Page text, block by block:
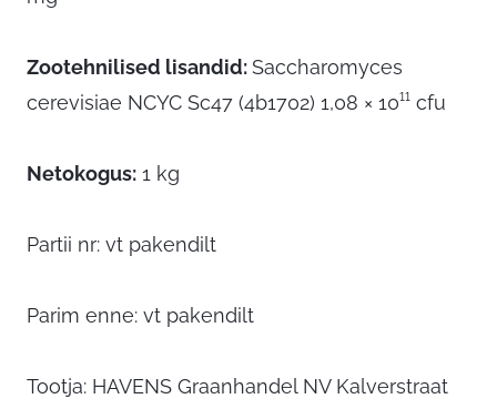
Zootehnilised lisandid:Saccharomyces
cerevisiae NCYC Sc47 (4b1702) 1,08 × 10¹¹ cfu
Netokogus: 1 kg
Partii nr: vt pakendilt
Parim enne: vt pakendilt
Tootja: HAVENS Graanhandel NV Kalverstraat